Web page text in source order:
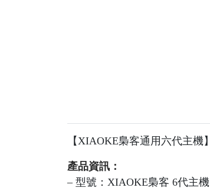
【XIAOKE梟客通用六代主機】
產品資訊：
– 型號：XIAOKE梟客 6代主機